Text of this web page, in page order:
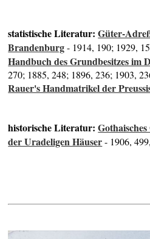
statistische Literatur:Güter-
Brandenburg- 1914, 190; 1929,
Handbuch des Grundbesitzes im
270; 1885, 248; 1896, 236; 1903,
Rauer's Handmatrikel der
historische Literatur:
der Uradeligen Häuser- 1906,